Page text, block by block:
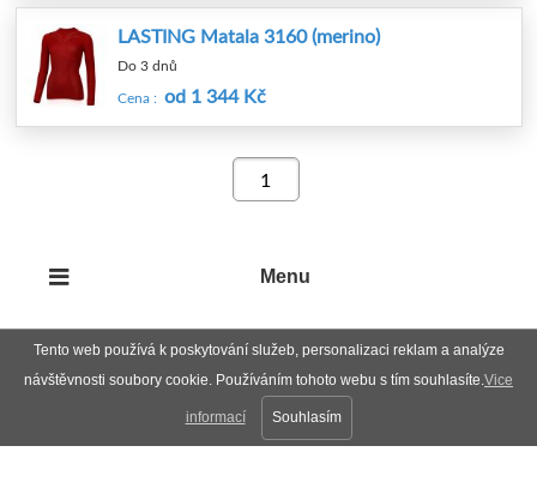
Tento web používá k poskytování služeb, personalizaci reklam a analýze
návštěvnosti soubory cookie. Používáním tohoto webu s tím souhlasíte.Vice
informací Souhlasím
LASTING Matala 3160 (merino)
Do 3 dnů
Cena : od 1 344 Kč
Menu